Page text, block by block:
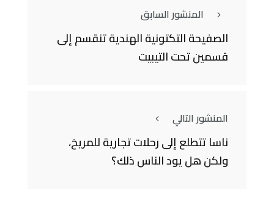
المنشور السابق
الصفيحة التكتونية الهندية تنقسم إلى
قسمين تحت التيبيت
المنشور التالي
ناسا تتطلع إلى رحلات تجارية للمريخ،
ولكن هل يود الناس ذلك؟